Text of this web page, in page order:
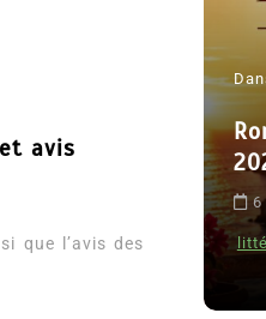
avis
que l’avis des
pas Camille
6